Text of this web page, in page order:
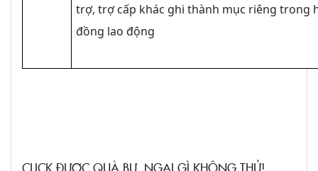
trợ, trợ cấp khác ghi thành mục riêng trong
đồng lao động
CLICK ĐƯỢC QUÀ BỰ, NGẠI GÌ KHÔNG THỬ!